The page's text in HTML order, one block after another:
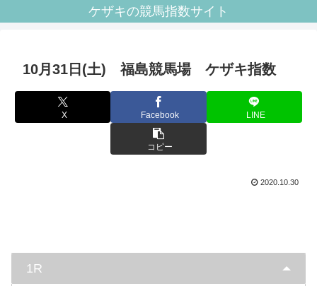
ケザキの競馬指数サイト
10月31日(土) 福島競馬場 ケザキ指数
X Facebook LINE
コピー
2020.10.30
1R